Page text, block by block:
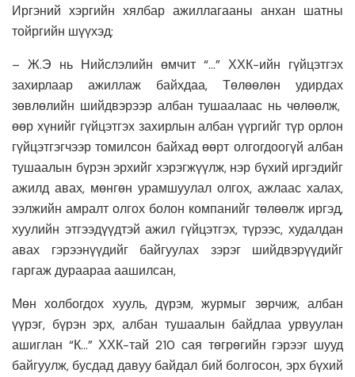
Иргэний хэргийн хялбар ажиллагааны анхан шатны
тойргийн шүүхэд;
– Ж.Э нь Нийслэлийн өмчит “…” ХХК-ийн гүйцэтгэх
захирлаар ажиллаж байхдаа, Төлөөлөн удирдах
зөвлөлийн шийдвэрээр албан тушаалаас нь чөлөөлж,
өөр хүнийг гүйцэтгэх захирлын албан үүргийг түр орлон
гүйцэтгэгчээр томилсон байхад өөрт олгогдоогүй албан
тушаалын бүрэн эрхийг хэрэгжүүлж, нэр бүхий иргэдийг
ажилд авах, мөнгөн урамшуулал олгох, ажлаас халах,
ээлжийн амралт олгох болон компанийг төлөөлж иргэд,
хуулийн этгээдүүдтэй ажил гүйцэтгэх, түрээс, худалдан
авах гэрээнүүдийг байгуулах зэрэг шийдвэрүүдийг
гаргаж дураараа аашилсан,
Мөн холбогдох хууль, дүрэм, журмыг зөрчиж, албан
үүрэг, бүрэн эрх, албан тушаалын байдлаа урвуулан
ашиглан “К…” ХХК-тай 210 сая төгрөгийн гэрээг шууд
байгуулж, бусдад давуу байдал бий болгосон, эрх бүхий